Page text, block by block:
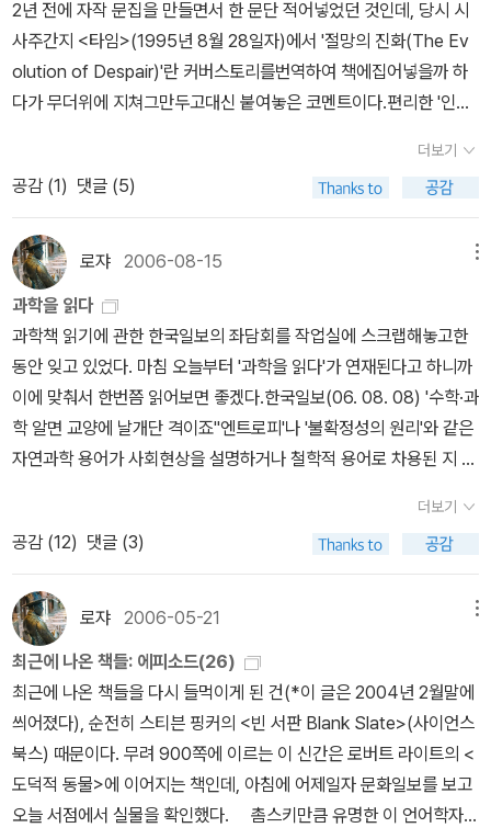
캠페인을 진행했고, ‘여성에 대한 폭력과 강간’ 문제를 수면으로 끌어
올렸습니다. * 로버트 라이트 《도덕적 동물》(사이언스북
스, 2003)* 데이비드 버스 《욕망의 진화》(사이언스북스, 200
7) 진화생물학자 또는 일부 진화론자들은 강간이 ‘남성의 생물학적
적 탐닉을 원하고, 자신의 성적 욕구를 분출하기 위해 여성을 학대합
니다. 진화심리학자들의 주장에 따르면 남성의 유전자 번식을 극대화
할 수 있도록 여성의 성 심리, 행동이 자연 선택을 통해 미리 프로그램
으로 되어 있다는 것이죠. 데이비드 버스는 매력적인 여성을 선호하
는 남성이 번식에 성공하는 것을 개체 진화에 중요한 요소로 봤습니
다. 그리고 강간이 남성에게 하나의 적응 전략으로 진화했다고 주장
합니다. 그러나 미즈는 강간 문제를 생물학적 근거로만 설명할 수 없
다고 지적합니다. 인간 사회에서 모든 성폭행 등의 범죄는 ‘남성의 타
고난 가학성’과 ‘성적 본능’이 아니라 불평등한 남녀관계에서 비롯된
것입니다. 여성에 대한 폭력과 강압적인 노동관계를 통해 여성 노동
을 갈취하는 것은, 따라서, 자본주의의 본질적인 부분인 셈이다. 폭력
은 자본주의적 축적 과정에 필수적인 것이지, 주변적인 것이 아니다.
자본주의는 그 축적 모델을 유지하기 위해 남녀관계를 이용하고, 강
노동자, ‘자유로운’ 주체가 된다면, 이윤을 착복하는 것이 상당히 어렵
게 될 것이다. 이것이 제3세계에서부터 제1세계까지 가정주부, 노동
자, 농민, 창녀 등 모든 여성이 공유하는 점이다. (5장 363쪽) ‘불평
등한 남녀관계’ 구조 속에서 이루어지는 여성에 향한 남성의 폭력과
노동 착취는 ‘자본주의적 축적’을 위한 수단이 됩니다.
자 라이트는 현대 미국 사회를 일부다처제 사회로 바꿀 것을 제안하
는데, 그것만이 일부일처제로 고통받고있는 남성들을 구원하며, 남성
의 부양이 필요한 가난한 여성들을 도울 수 있는 적합한 방법이라고
주장한다. (63쪽) 기회주의적 섹스를 호시탐탐 노리는 남성들은 여
러 명의아내를 둠으로써, 그 자신의 본능에 충실할 수 있게 될 것이고,
말이다. 정말 그럴까? 라이트가 그리는 이상적인 사회를 떠올려보면,
(물론 잘 되지 않겠지만, 억지로라도 떠올려 보면) 돈 많은 일부 남성
들은 여러 명의 아내를얻는 반면, 여성의 성은 강력하게 제한될 것임
을 예상할 수 있다. 라이트의주장은 진화심리학의 이름을 빌리고 있
지만, 빅토리아 시대 영국에 존재한 도덕 질서를 복원하는 것 이상도,
이하도 아니다. 『욕망의진화』의저자 데이비드 버스의 주장에 대한
논증에서는 버스의 진화심리학 대중서에서의 주장과 학술 논문에서
의 결론이 사뭇 다르다는 것을 밝혀내고 있다. 우선 버스는 배우자 자
질에 대한 선호도에 나타나는 차이에서 성차이로 설명할 수 있는 부
치는 효과는 문화의 효과에 비해 작았다.” 총 서른한 가지 자질에 대
한 선호도를 조사한 결과, 선호도에 나타나는총 차이 가운데 성차이
로 설명할 수 있는 것은 2.4퍼센트에 불과했다. (99쪽) 버스의 학술
논문에서 배우자감에서 바라는 열여덟 가지 자질에 대한 비교문화적
연구에서 남성과 여성 모두 ‘상호 끌림 – 사랑’, ‘신뢰성’, ‘정서적 안정
과 성숙함’ 그리고 ‘긍정적 성향’을 가장 중요한 네 가지로 꼽았을 뿐
만 아니라, 남성들과 여성들은 이 자질들을 같은 순서로 선호했다. 그
럼에도 불구하고, 버스는 대중서에서는 남녀 사이에 보편적 성차이가
있다고 주장한다. 버스의책은 여성들은 무엇보다 돈(그리고 지위)를
원하는 반면 남성들은무엇보다 젊음(그리고 아름다움)을 원한다는
개념에 의존하고있다. (102쪽) 무엇 때문일까. 왜 진화심리학자들은
무엇이고 어떤 전시들을 해오고 있는지, 그리고 무엇보다도 천원링,
팡리쥔, 황루이 등 당대를 대표하는 중국 예술가들이 현재 어떤 작업
을 하고 있으며 그들의 예술적 비전은 무엇인지 저자는 현장 사진과
슈, 중국현대미술>(시공아트, 2008)까지 챙겨두었는데, <북경예술
견문록>과 함께 김지연의 <중국 현대미술의 얼굴들>(두성북스, 201
3)이 '업데이트'용이 된다. <북경예술견문록>에 실린 작가 인터뷰 가
운데서는 천원링 편이 인상에 남는다. 이런 작품들을 만든 작가다.
2. 인문학 김문식 교수가 추천한 책은 주경철의 <크리스토퍼 콜럼
버스>(서울대출판문화원, 2013)다. 평판이 엇갈리는 문제적 인물 콜
럼버스를 다루면서 '이 책은 새로 발견된 자료들을 활용하면서 위험
한 항해에 나섰던 콜럼버스의 심성세계를 추적한다.' 콜럼버스에 관한
가장 상세한 읽을 거리일 듯싶다. 덧붙이자면 앨프리드 크로스비의 <
콜럼버스가 바꾼 세계>(지식의숲, 2006), 촘스키의 <정복은 계속된
다>(이후, 2007) 등도 같이 읽어볼 만하다. 이진남 교수가 고른 책
은 로랑 베그의 <도덕적 인간은 왜 나쁜 사회를 만드는가>(부키, 20
나 칸트와 같이 도덕적이어야 하기 때문에 도덕적으로 살아간다고 말
하지는 않는다. 그렇다고 공리주의자들처럼 많은 사람들에게 이익이
되기 때문에 도덕적인 것이 옳다고 말하지도 않는다. 대신 인간의 도
덕적 심성을 사회심리학적 관점에서 분석한다. 도덕적으로 행동해야
한다는 생각은 우리가 속한 집단과 사회에서 밀려나지 않으려는 본능
적 노력에서 나왔다는 것이다. 따라서 도덕적 행위의 동기는 선하지
도 악하지도 않고 이기적이지도 이타적이지도 않은 중성적인 것이라
고 말한다.' 도덕적 본성, 내지는 진화심리학적 도덕론에 관한 책도
떠오르는데, 제임스 레이첼스의 <동물에서 유래된 인간>(나남, 200
께 읽어볼 만하다고 생각한다. 오바마가 이 원리를 도입했다고 해서
폭발적인 인기를 끌게 된 건 사실이지만, 그것 아니고라도 내용적으
로 흥미가 가는 책인지라, 이것부터쉬엄쉬엄 읽어나갈 생각이다.
더보기
공감 (1) 댓글 (5)
로쟈 2006-08-15
과학을 읽다
과학책 읽기에 관한 한국일보의 좌담회를 작업실에 스크랩해놓고한
동안 잊고 있었다. 마침 오늘부터 '과학을 읽다'가 연재된다고 하니까
이에 맞춰서 한번쯤 읽어보면 좋겠다.한국일보(06. 08. 08) '수학·과
학 알면 교양에 날개단 격이죠''엔트로피'나 '불확정성의 원리'와 같은
자연과학 용어가 사회현상을 설명하거나 철학적 용어로 차용된 지 오
대지 않은 풍토 때문이다. 한국일보는 과학책을 통해 교양의 폭을 넓
히기 위한 시리즈 '과학을 읽다' 연재(8월15일자부터 과학면 게재)를
앞두고 좌담회를 열었다. 우수과학도서를 선정하고 저술을 지원하는
과학문화재단의 나도선 이사장, 인기 과학책 저자인 최재천 이화여대
석좌교수, 과학도서 전문 출판사인 승산의 황승기 대표가 자리를 함
께 했다.=과학책이 베스트셀러가 되는 경우가 적습니다. 과학책을 많
이 안 읽는 이유가 뭘까요?나도선 과학문화재단 이사장=과학책만의
문제가 아니라 전반적으로 책을 잘 안 읽는 게 문제입니다.황승기 승
산출판 대표=요즘은 그래도 웬만큼은 팔립니다. '파인만의 QED(양
자전기역학) 강의'를 출판할 때 이렇게 어려운 걸 교양서로 냈다니까
언론에서 전혀 다루지 않았는데 1만7,000권이나 나갔죠. 이공계 출
더보기
공감 (12) 댓글 (3)
로쟈 2006-05-21
최근에 나온 책들: 에피소드(26)
최근에 나온 책들을 다시 들먹이게 된 건(*이 글은 2004년 2월말에
씌어졌다), 순전히 스티븐 핑커의 <빈 서판 Blank Slate>(사이언스
북스) 때문이다. 무려 900쪽에 이르는 이 신간은 로버트 라이트의 <
도덕적 동물>에 이어지는 책인데, 아침에 어제일자 문화일보를 보고
오늘 서점에서 실물을 확인했다. 촘스키만큼 유명한 이 언어학자